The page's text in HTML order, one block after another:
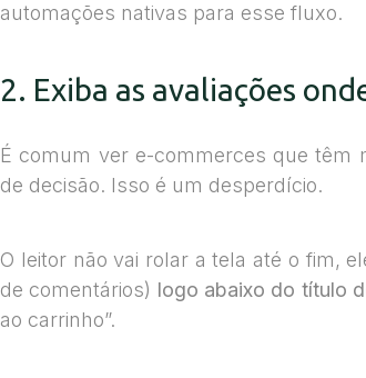
automações nativas para esse fluxo.
2. Exiba as avaliações
É comum ver e-commerces que têm
de decisão. Isso é um desperdício.
O leitor não vai rolar a tela até o fim,
de comentários) logo abaixo do título
ao carrinho”.